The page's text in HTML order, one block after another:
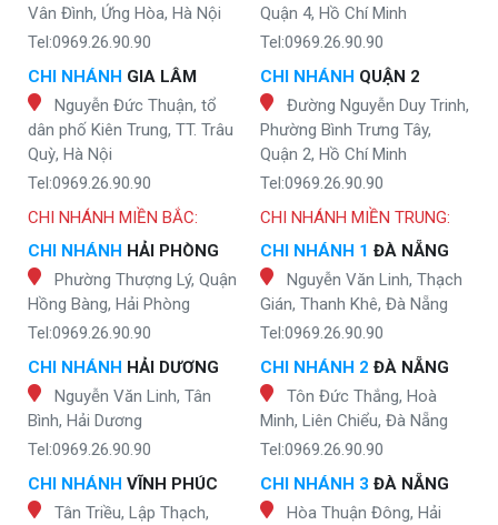
Vân Đình, Ứng Hòa, Hà Nội
Tel:0969.26.90.90
CHI NHÁNH GIA LÂM
Nguyễn Đức Thuận, tổ
dân phố Kiên Trung, TT. Trâu
Quỳ, Hà Nội
Tel:0969.26.90.90
Quận 4, Hồ Chí Minh
Tel:0969.26.90.90
CHI NHÁNH QUẬN 2
Đường Nguyễn Duy Trinh,
Phường Bình Trưng Tây,
Quận 2, Hồ Chí Minh
Tel:0969.26.90.90
CHI NHÁNH MIỀN BẮC:
CHI NHÁNH HẢI PHÒNG
Phường Thượng Lý, Quận
Hồng Bàng, Hải Phòng
Tel:0969.26.90.90
CHI NHÁNH HẢI DƯƠNG
Nguyễn Văn Linh, Tân
Bình, Hải Dương
Tel:0969.26.90.90
CHI NHÁNH VĨNH PHÚC
Tân Triều, Lập Thạch,
CHI NHÁNH MIỀN TRUNG:
CHI NHÁNH 1 ĐÀ NẴNG
Nguyễn Văn Linh, Thạch
Gián, Thanh Khê, Đà Nẵng
Tel:0969.26.90.90
CHI NHÁNH 2 ĐÀ NẴNG
Tôn Đức Thắng, Hoà
Minh, Liên Chiểu, Đà Nẵng
Tel:0969.26.90.90
CHI NHÁNH 3 ĐÀ NẴNG
Hòa Thuận Đông, Hải